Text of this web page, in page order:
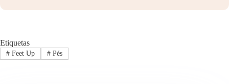
Etiquetas
#Feet Up #Pés